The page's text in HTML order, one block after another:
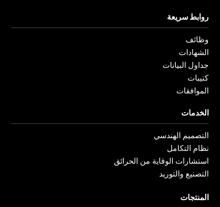
روابط سريعة
وظائف
الشهادات
جداول البيانات
كتيبات
الموافقات
الخدمات
التصميم الهندسي
نظام التكامل
استشارات الوقاية من الحرائق
التصنيع والتوريد
المنتجات